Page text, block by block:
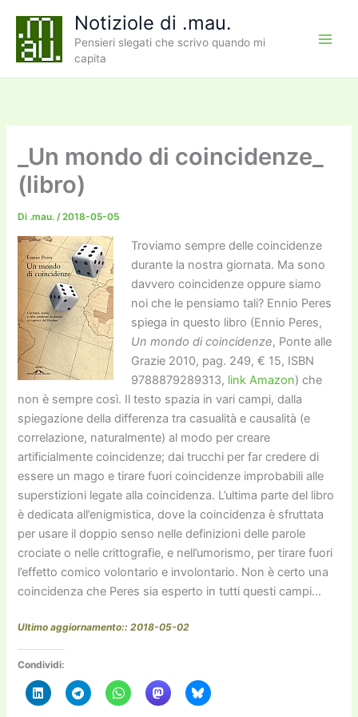
contenuto
Notiziole di .mau.
Pensieri slegati che scrivo quando mi
capita
_Un mondo di coincidenze_
(libro)
Di .mau./2018-05-05
Troviamo sempre delle coincidenze
durante la nostra giornata. Ma sono
davvero coincidenze oppure siamo
noi che le pensiamo tali? Ennio Peres
spiega in questo libro (Ennio Peres,
Un mondo di coincidenze, Ponte alle
Grazie 2010, pag. 249, € 15, ISBN
9788879289313, link Amazon) che
non è sempre così. Il testo spazia in vari campi, dalla
spiegazione della differenza tra casualità e causalità (e
correlazione, naturalmente) al modo per creare
artificialmente coincidenze; dai trucchi per far credere di
essere un mago e tirare fuori coincidenze improbabili alle
superstizioni legate alla coincidenza. L’ultima parte del libro
è dedicata all’enigmistica, dove la coincidenza è sfruttata
per usare il doppio senso nelle definizioni delle parole
crociate o nelle crittografie, e nell’umorismo, per tirare fuori
l’effetto comico volontario e involontario. Non è certo una
coincidenza che Peres sia esperto in tutti questi campi…
Ultimo aggiornamento:: 2018-05-02
Condividi: